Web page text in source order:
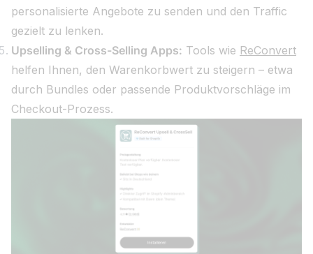
personalisierte Angebote zu senden und den Traffic
gezielt zu lenken.
Upselling & Cross-Selling Apps: Tools wie ReConvert
helfen Ihnen, den Warenkorbwert zu steigern – etwa
durch Bundles oder passende Produktvorschläge im
Checkout-Prozess.